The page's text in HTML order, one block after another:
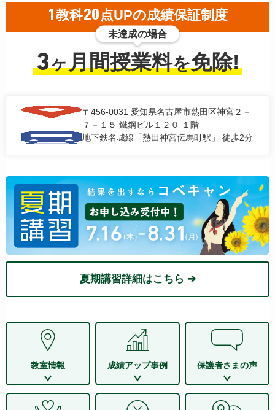
1 教科20 点UPの成績保証制度
未達成の場合
3ヶ月間授業料を免除!
〒456-0031 愛知県名古屋市熱田区神宮２－
７－１５ 鐵鋼ビル１２０ １階
地下鉄名城線「熱田神宮伝馬町駅」 徒歩2分
夏期講習詳細はこちら ➔
教室情報 成績アップ事例 保護者さまの声